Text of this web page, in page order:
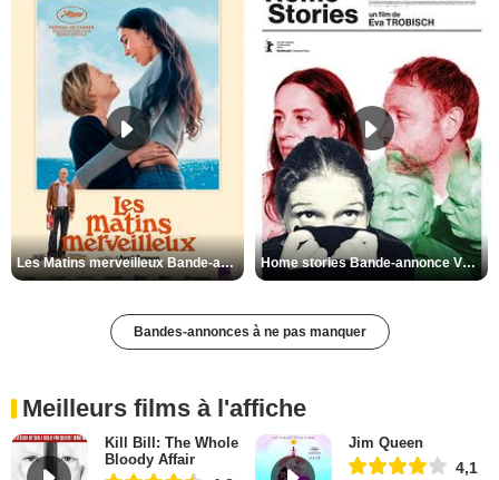
Les Matins merveilleux Bande-annonce VF Home stories Bande-annonce VO STFR
Bandes-annonces à ne pas manquer
Meilleurs films à l'affiche
Kill Bill: The Whole
Bloody Affair
Jim Queen
4,1